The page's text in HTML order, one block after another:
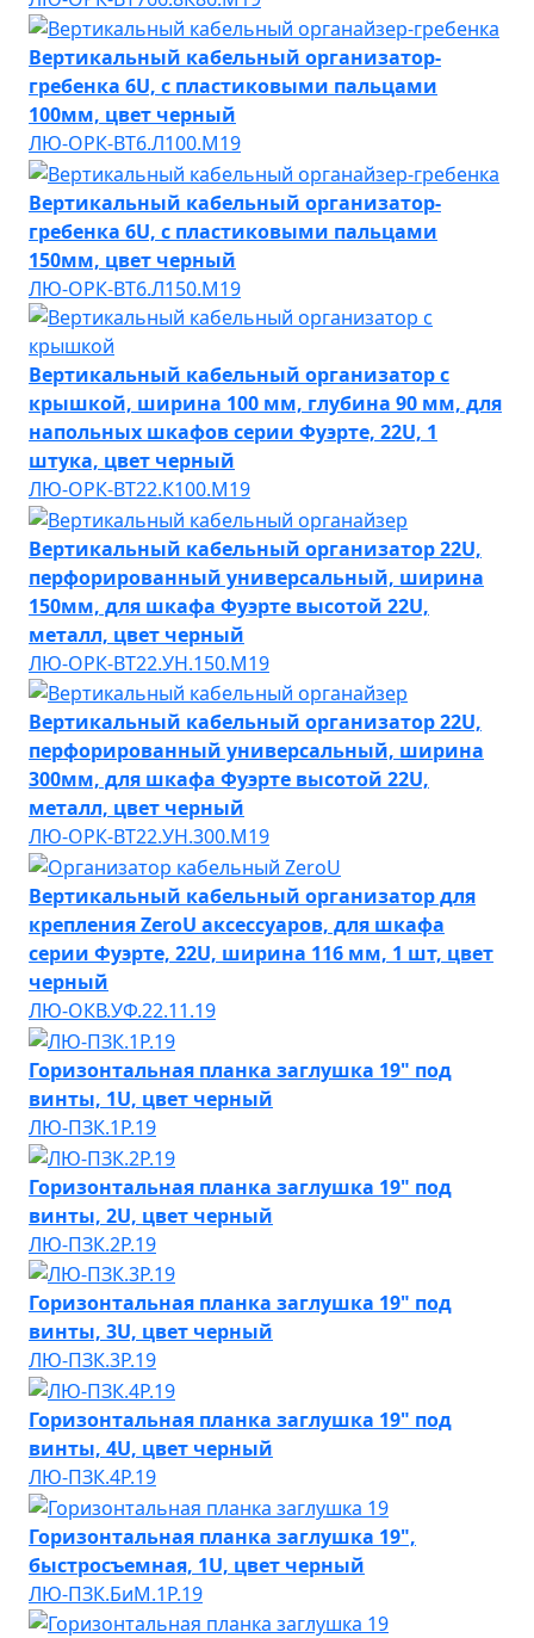
Вертикальный кабельный организатор-
гребенка 6U, с пластиковыми пальцами
100мм, цвет черный
ЛЮ-ОРК-ВТ6.Л100.М19
Вертикальный кабельный организатор-
гребенка 6U, с пластиковыми пальцами
150мм, цвет черный
ЛЮ-ОРК-ВТ6.Л150.М19
Вертикальный кабельный организатор с
крышкой, ширина 100 мм, глубина 90 мм, для
напольных шкафов серии Фуэрте, 22U, 1
штука, цвет черный
ЛЮ-ОРК-ВТ22.К100.М19
Вертикальный кабельный организатор 22U,
перфорированный универсальный, ширина
150мм, для шкафа Фуэрте высотой 22U,
металл, цвет черный
ЛЮ-ОРК-ВТ22.УН.150.М19
Вертикальный кабельный организатор 22U,
перфорированный универсальный, ширина
300мм, для шкафа Фуэрте высотой 22U,
металл, цвет черный
ЛЮ-ОРК-ВТ22.УН.300.М19
Вертикальный кабельный организатор для
крепления ZeroU аксессуаров, для шкафа
серии Фуэрте, 22U, ширина 116 мм, 1 шт, цвет
черный
ЛЮ-ОКВ.УФ.22.11.19
Горизонтальная планка заглушка 19" под
винты, 1U, цвет черный
ЛЮ-ПЗК.1Р.19
Горизонтальная планка заглушка 19" под
винты, 2U, цвет черный
ЛЮ-ПЗК.2Р.19
Горизонтальная планка заглушка 19" под
винты, 3U, цвет черный
ЛЮ-ПЗК.3Р.19
Горизонтальная планка заглушка 19" под
винты, 4U, цвет черный
ЛЮ-ПЗК.4Р.19
Горизонтальная планка заглушка 19",
быстросъемная, 1U, цвет черный
ЛЮ-ПЗК.БиМ.1Р.19